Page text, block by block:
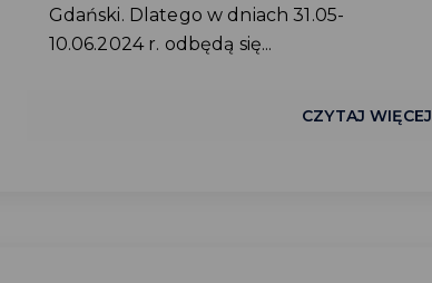
Gdański. Dlatego w dniach 31.05-
10.06.2024 r. odbędą się...
CZYTAJ WIĘCEJ